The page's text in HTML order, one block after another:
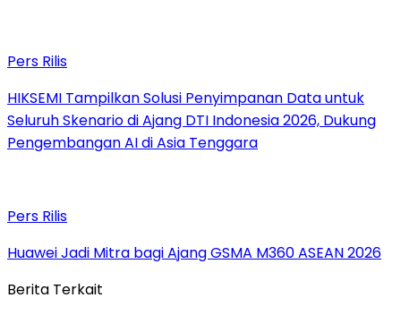
Pers Rilis
HIKSEMI Tampilkan Solusi Penyimpanan Data untuk
Seluruh Skenario di Ajang DTI Indonesia 2026, Dukung
Pengembangan AI di Asia Tenggara
Pers Rilis
Huawei Jadi Mitra bagi Ajang GSMA M360 ASEAN 2026
Berita Terkait